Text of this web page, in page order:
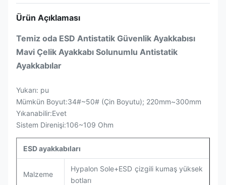
Ürün Açıklaması
Temiz oda ESD Antistatik Güvenlik Ayakkabısı
Mavi Çelik Ayakkabı Solunumlu Antistatik
Ayakkabılar
Yukarı: pu
Mümkün Boyut:34#~50# (Çin Boyutu); 220mm~300mm
Yıkanabilir:Evet
Sistem Direnişi:106~109 Ohm
ESD ayakkabıları
Malzeme
Hypalon Sole+ESD çizgili kumaş yüksek
botları